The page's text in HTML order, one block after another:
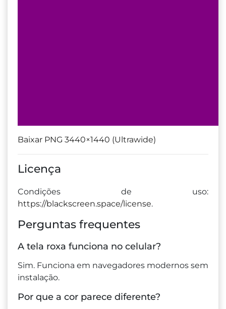
Baixar PNG 3440×1440 (Ultrawide)
Licença
Condições de uso:
https://blackscreen.space/license.
Perguntas frequentes
A tela roxa funciona no celular?
Sim. Funciona em navegadores modernos sem
instalação.
Por que a cor parece diferente?